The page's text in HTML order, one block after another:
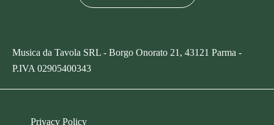
Musica da Tavola SRL - Borgo Onorato 21, 43121 Parma -
P.IVA 02905400343
Privacy Policy